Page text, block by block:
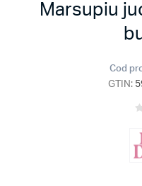
Marsupiu
Cod
GTIN: